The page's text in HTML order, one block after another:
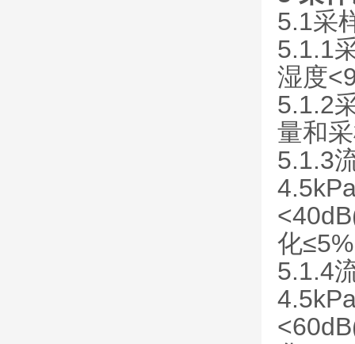
5.1采
5.1.1
湿度
5.1.2
量和
5.1.3
化
5.1.4